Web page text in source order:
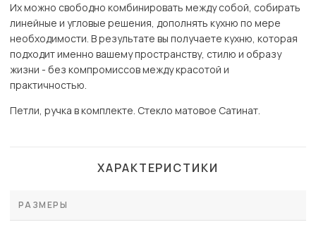
Их можно свободно комбинировать между собой, собирать
линейные и угловые решения, дополнять кухню по мере
необходимости. В результате вы получаете кухню, которая
подходит именно вашему пространству, стилю и образу
жизни - без компромиссов между красотой и
практичностью.
Петли, ручка в комплекте. Стекло матовое Сатинат.
ХАРАКТЕРИСТИКИ
РАЗМЕРЫ